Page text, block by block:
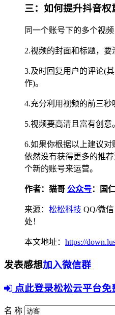
三：如何提升抖音权
同一个账号下的多个视
2.视频的封面和标题，要
3.及时回复用户的评论(
作)。
4.充分利用视频的前三秒
5.视频要高清且富有创意
6.如果你根据以上建议
依然没有获得更多的推
个新的账号来运营。
作者：猫哥 公众号：国
来源： 松松科技 QQ/微信
处！
本文地址： https://
发表感想加入微信群
点此登录松松云平台免
名 称